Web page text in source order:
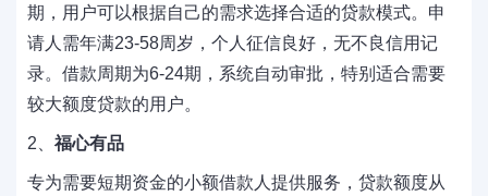
期，用户可以根据自己的需求选择合适的贷款模式。申
请人需年满23-58周岁，个人征信良好，无不良信用记
录。借款周期为6-24期，系统自动审批，特别适合需要
较大额度贷款的用户。
2、 福心有品
专为需要短期资金的小额借款人提供服务，贷款额度从